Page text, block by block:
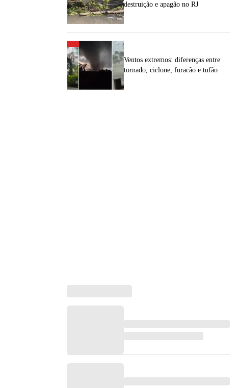
destruição e apagão no RJ
Ventos extremos: diferenças entre
tornado, ciclone, furacão e tufão